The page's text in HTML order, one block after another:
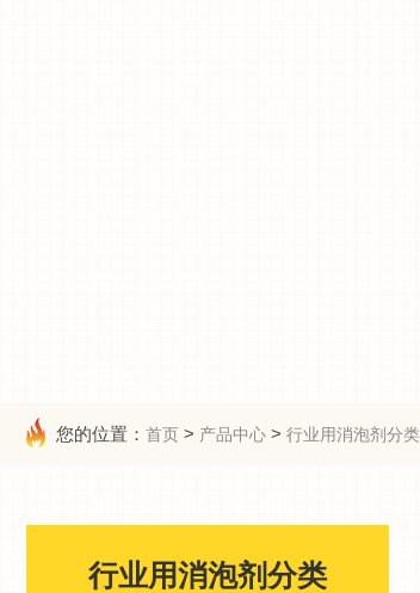
您的位置： 首页 > 产品中心 > 行业用消泡剂分类
行业用消泡剂分类